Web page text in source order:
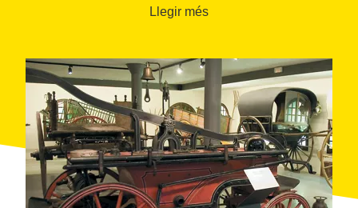
La construcció museogràfica de
fa a l'estructura i el disseny com per la seva finalitat
didàctica i lúdica.
El museu ofereixvisites comentadesa tots els
espais,tallersespecífics per a escolars ivisites
teatralitzadesa l'antiga adoberia deCal Granotes,
del segle XVIII, on s'explica una manera de treballar i
viure molt lligada a la història industrial d'Igualada.
Llegir més